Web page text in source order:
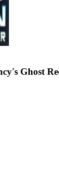
Ghost